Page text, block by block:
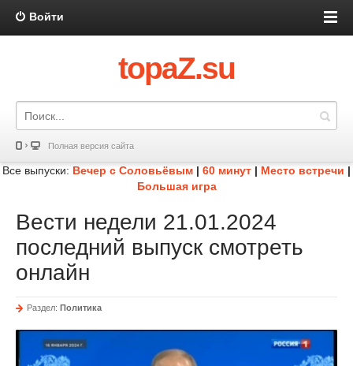
Войти
topaZ.su
Полная версия сайта
Все выпуски: Вечер с Соловьёвым | 60 минут | Место встречи |
Большая игра
Вести недели 21.01.2024
последний выпуск смотреть
онлайн
Раздел: Политика